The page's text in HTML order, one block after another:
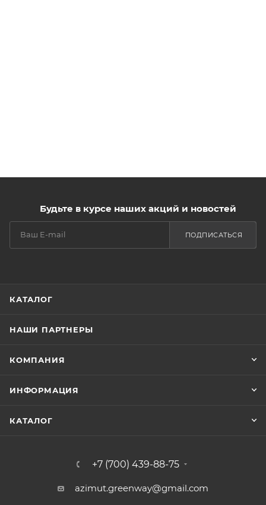
Будьте в курсе наших акций и новостей
ПОДПИСАТЬСЯ
КАТАЛОГ
НАШИ ПАРТНЕРЫ
КОМПАНИЯ
ИНФОРМАЦИЯ
КАТАЛОГ
+7 (700) 439-88-75
azimut.greenway@gmail.com